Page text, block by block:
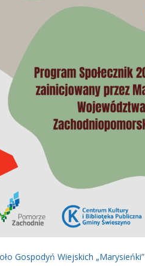
Gospodyń Wiejskich „Marysieńki”